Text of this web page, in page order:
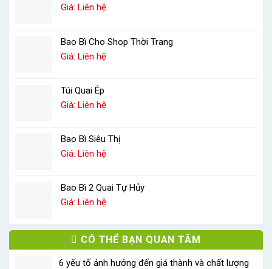
Giá: Liên hệ
Bao Bì Cho Shop Thời Trang
Giá: Liên hệ
Túi Quai Ép
Giá: Liên hệ
Bao Bì Siêu Thị
Giá: Liên hệ
Bao Bì 2 Quai Tự Hủy
Giá: Liên hệ
CÓ THỂ BẠN QUAN TÂM
6 yếu tố ảnh hưởng đến giá thành và chất lượng